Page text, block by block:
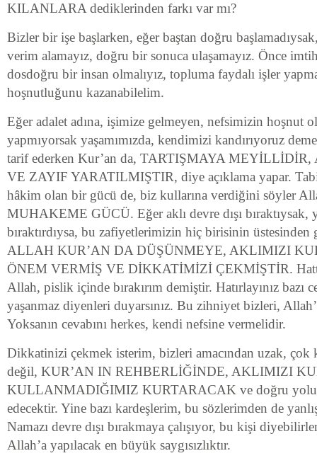
KILANLARA dediklerinden farkı var mı?
Bizler bir işe başlarken, eğer baştan doğru
verim alamayız, doğru bir sonuca ulaşamayız. Önce
dosdoğru bir insan olmalıyız, topluma faydalı işler
hoşnutluğunu kazanabilelim.
Eğer adalet adına, işimize gelmeyen, nefsimizin hoşnut
yapmıyorsak yaşamımızda, kendimizi kandırıyoruz
tarif ederken Kur’an da, TARTIŞMAYA
VE ZAYIF YARATILMIŞTIR, diye açıklama yapar.
hâkim olan bir gücü de, biz kullarına verdiğini söyler
MUHAKEME GÜCÜ. Eğer aklı devre dışı bıraktıysak,
bıraktırdıysa, bu zafiyetlerimizin hiç birisinin
ALLAH KUR’AN DA DÜŞÜNMEYE, AKLIMIZI
ÖNEM VERMİŞ VE DİKKATİMİZİ ÇEKMİŞTİR. Hatta
Allah, pislik içinde bırakırım demiştir. Hatırlayınız bazı
yaşanmaz diyenleri duyarsınız. Bu zihniyet bizleri,
Yoksanın cevabını herkes, kendi nefsine vermelidir.
Dikkatinizi çekmek isterim, bizleri amacından uzak, çok
değil, KUR’AN IN REHBERLİĞİNDE, AKLIMIZI
KULLANMADIĞIMIZ KURTARACAK ve doğru yolu
edecektir. Yine bazı kardeşlerim, bu sözlerimden de
Namazı devre dışı bırakmaya çalışıyor, bu kişi
Allah’a yapılacak en büyük saygısızlıktır.